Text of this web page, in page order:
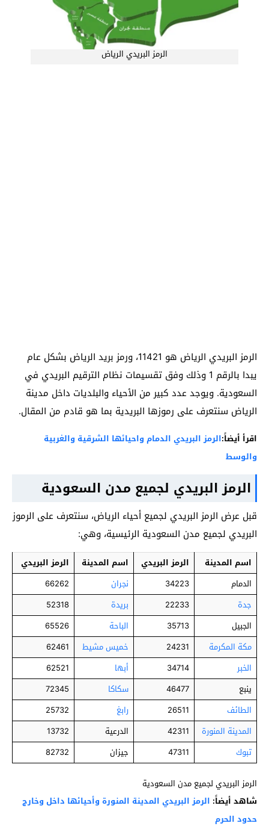
الرمز البريدي الرياض
الرمز البريدي الرياض هو 11421، ورمز بريد الرياض بشكل عام
يبدا بالرقم 1 وذلك وفق تقسيمات نظام الترقيم البريدي في
السعودية. ويوجد عدد كبير من الأحياء والبلديات داخل مدينة
الرياض سنتعرف على رموزها البريدية بما هو قادم من المقال.
اقرأ أيضاً:الرمز البريدي الدمام واحيائها الشرقية والغربية
والوسط
الرمز البريدي لجميع مدن السعودية
قبل عرض الرمز البريدي لجميع أحياء الرياض، سنتعرف على الرموز
البريدي لجميع مدن السعودية الرئيسية، وهي:
اسم المدينة الرمز البريدي اسم المدينة
الرمز البريدي
الدمام
34223 نجران
66262
جدة
22233 بريدة
52318
الجبيل
35713 الباحة
65526
مكة المكرمة
24231 خميس مشيط
62461
الخبر
34714 أبها
62521
ينبع
46477 سكاكا
72345
الطائف
26511 رابغ
25732
المدينة المنورة
42311 الدرعية
13732
تبوك
47311 جيزان 82732
الرمز البريدي لجميع مدن السعودية
شاهد أيضاً: الرمز البريدي المدينة المنورة وأحيائها داخل وخارج
حدود الحرم